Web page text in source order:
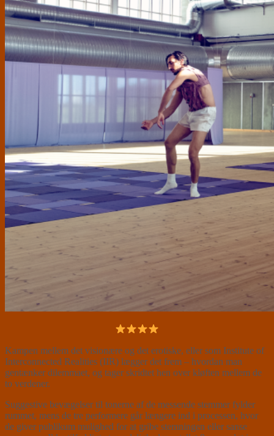
Kampen mellem det visionære og det erotiske, eller som Institute of
Interconnected Realities (IIR) lægger det frem – hvordan man
gentænker dilemmaet, og tager skridtet hen over kløften mellem de
to verdener.
Suggestive bevægelser til tonerne af de messende stemmer fylder
rummet, mens de tre performere går længere ind i processen, hvor
de giver publikum mulighed for at gribe stemningen eller sanse